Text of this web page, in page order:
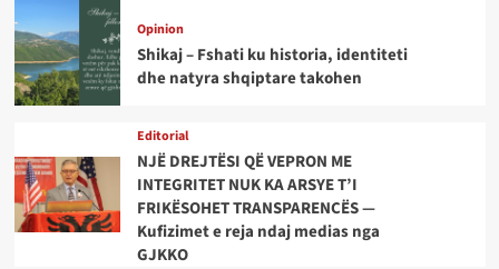
Opinion
Shikaj – Fshati ku historia, identiteti
dhe natyra shqiptare takohen
Editorial
NJË DREJTËSI QË VEPRON ME
INTEGRITET NUK KA ARSYE T’I
FRIKËSOHET TRANSPARENCËS —
Kufizimet e reja ndaj medias nga
GJKKO